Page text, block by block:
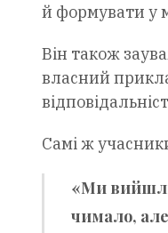
й формувати у
Він також
власний
Самі ж
«Ми вийшли
чимало,